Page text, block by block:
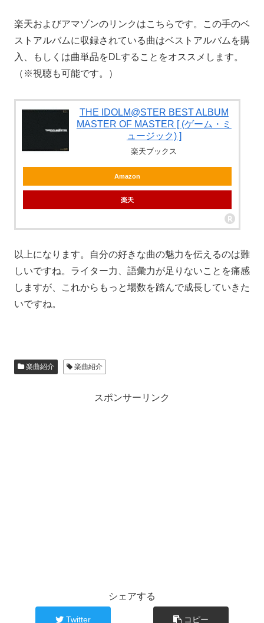
楽天およびアマゾンのリンクはこちらです。この手のベ
ストアルバムに収録されている曲はベストアルバムを購
入、もしくは曲単品をDLすることをオススメします。
（※視聴も可能です。）
THE IDOLM@STER BEST ALBUM
MASTER OF MASTER [ (ゲーム・ミ
ュージック) ]
楽天ブックス
Amazon
楽天
以上になります。自分の好きな曲の魅力を伝えるのは難
しいですね。ライター力、語彙力が足りないことを痛感
しますが、これからもっと場数を踏んで成長していきた
いですね。
楽曲紹介 楽曲紹介
スポンサーリンク
シェアする
Twitter コピー